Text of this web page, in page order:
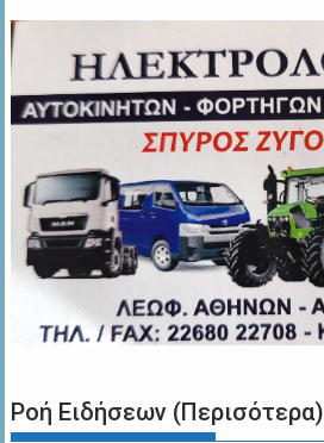
Ροή Ειδήσεων (Περισότερα)